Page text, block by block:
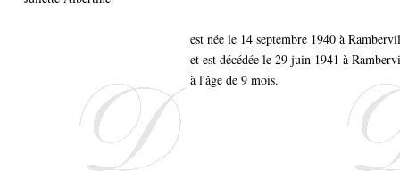
est née le 14 septembre 1940 à
et est décédée le 29 juin 1941 à
à l'âge de 9 mois.